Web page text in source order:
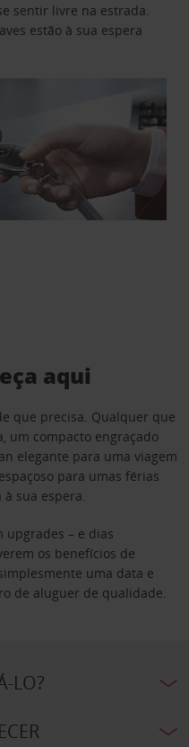
sentir livre na estrada.
estão à sua espera
aqui
que precisa. Qualquer que
um compacto engraçado
elegante para uma viagem
para umas férias
sua espera.
upgrades – e dias
os benefícios de
uma data e
de aluguer de qualidade.
LO?